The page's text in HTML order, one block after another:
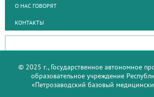
О НАС ГОВОРЯТ
КОНТАКТЫ
© 2025 г., Государственное автономное
образовательное учреждение
«Петрозаводский базовый